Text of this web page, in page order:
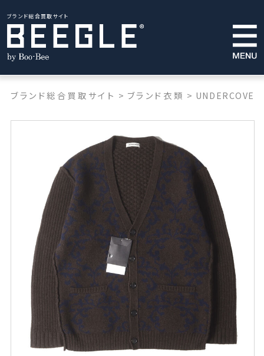
ブランド総合買取サイト
ブランド総合買取サイト > ブランド衣類 > UNDERCOVER